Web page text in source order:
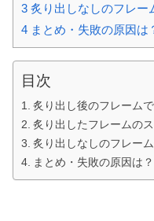
3 炙り出しなしのフレー
4 まとめ・失敗の原因は
目次
炙り出し後のフレーム
炙り出したフレームの
炙り出しなしのフレー
まとめ・失敗の原因は？